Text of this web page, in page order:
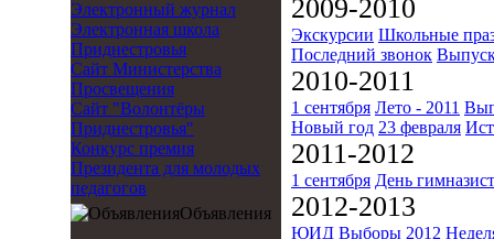
Электронный журнал
Электронная школа
Приднестровья
Сайт Министерства
Просвещения
Сайт "Волонтёры
Приднестровья"
Конкурс премия
Президента для молодых
педагогов
Объявления
2009-2010
Экскурсии Школьные
Последний звонок
2010-2011
1 сентября Лето - 2011
Новый год 23 февраля
2011-2012
1 сентября День
2012-2013
ЮИД Выборы 2012